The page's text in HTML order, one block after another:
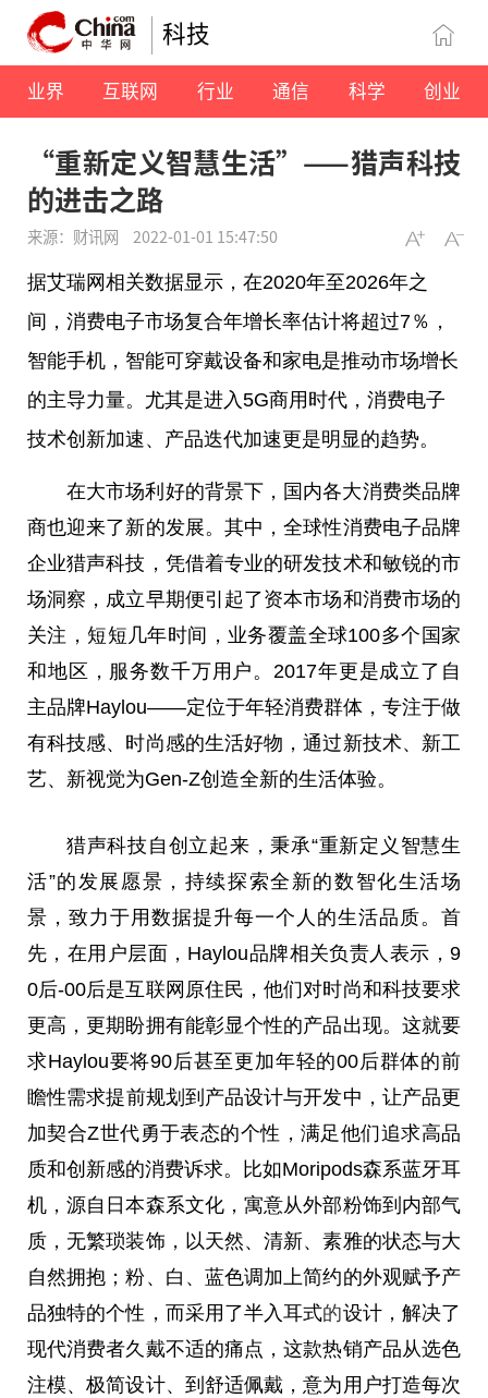
科技
业界 互联网 行业 通信 科学 创业
“重新定义智慧生活”——猎声科技
的进击之路
来源：财讯网 2022-01-01 15:47:50
据艾瑞网相关数据显示，在2020年至2026年之
间，消费电子市场复合年增长率估计将超过7％，
智能手机，智能可穿戴设备和家电是推动市场增长
的主导力量。尤其是进入5G商用时代，消费电子
技术创新加速、产品迭代加速更是明显的趋势。
在大市场利好的背景下，国内各大消费类品牌
商也迎来了新的发展。其中，全球性消费电子品牌
企业猎声科技，凭借着专业的研发技术和敏锐的市
场洞察，成立早期便引起了资本市场和消费市场的
关注，短短几年时间，业务覆盖全球100多个 国家
和地区，服务数千万用户。2017年更是成立了自
主品牌Haylou——定位于年轻消费群体，专注于做
有科技感、时尚感的生活好物，通过新技术、新工
艺、新视觉为Gen-Z创造全新的生活体验。
猎声科技自创立起来，秉承“重新定义智慧生
活”的发展愿景，持续探索全新的数智化生活场
景，致力于用数据提升每一个人的生活品质。首
先，在用户层面，Haylou品牌相关负责人表示，9
0后-00后是互联网原住民，他们对时尚和科技要求
更高，更期盼拥有能彰显个性的产品出现。这就要
求Haylou要将90后甚至更加年轻的00后群体的前
瞻性需求提前规划到产品设计与开发中，让产品更
加契合Z世代勇于表态的个性 ，满足他们追求高品
质和创新感的消费诉求。比如Moripods森系蓝牙耳
机，源自日本森系文化，寓意从外部粉饰到内部气
质，无繁琐装饰，以天然、清新、素雅的状态与大
自然拥抱；粉、白、蓝色调加上简约的外观赋予产
品独特的个性 ，而采用了半入耳式的设计，解决了
现代消费者久戴不适的痛点，这款热销产品从选色
注模、极简设计、到舒适佩戴，意为用户打造每次